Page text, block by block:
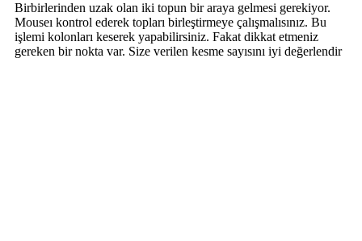
Birbirlerinden uzak olan iki topun bir araya gelmesi gerekiyor.
Mouseı kontrol ederek topları birleştirmeye çalışmalısınız. Bu
işlemi kolonları keserek yapabilirsiniz. Fakat dikkat etmeniz
gereken bir nokta var. Size verilen kesme sayısını iyi değerlendir